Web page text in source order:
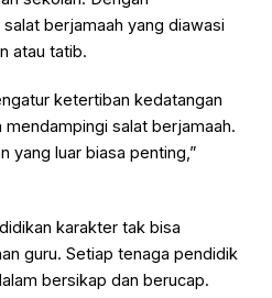
berjamaah yang diawasi
atau tatib.
ketertiban kedatangan
salat berjamaah.
yang luar biasa penting,”
karakter tak bisa
guru. Setiap tenaga pendidik
bersikap dan berucap.